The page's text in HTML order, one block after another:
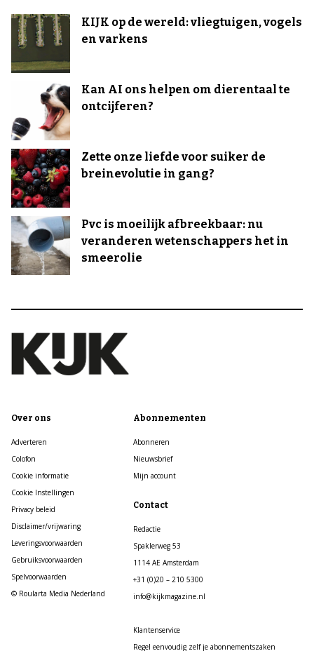
KIJK op de wereld: vliegtuigen, vogels
en varkens
Kan AI ons helpen om dierentaal te
ontcijferen?
Zette onze liefde voor suiker de
breinevolutie in gang?
Pvc is moeilijk afbreekbaar: nu
veranderen wetenschappers het in
smeerolie
Over ons
Adverteren
Colofon
Cookie informatie
Cookie Instellingen
Privacy beleid
Disclaimer/vrijwaring
Leveringsvoorwaarden
Gebruiksvoorwaarden
Spelvoorwaarden
© Roularta Media Nederland
Abonnementen
Abonneren
Nieuwsbrief
Mijn account
Contact
Redactie
Spaklerweg 53
1114 AE Amsterdam
+31 (0)20 – 210 5300
info@kijkmagazine.nl
Klantenservice
Regel eenvoudig zelf je abonnementszaken